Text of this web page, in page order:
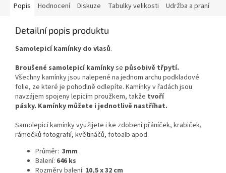
Popis Hodnocení Diskuze Tabulky velikosti Udržba a praní
Detailní popis produktu
Samolepicí kamínky do vlasů.
Broušené samolepicí kamínkyse působivě třpytí.
Všechny kamínky jsou nalepené na jednom archu podkladové
folie, ze které je pohodlně odlepíte. Kamínky v řadách jsou
navzájem spojeny lepicím proužkem, takže tvoří
pásky. Kamínky můžete i jednotlivě nastříhat.
Samolepicí kamínky využijete i ke zdobení přáníček, krabiček,
rámečků fotografií, květináčů, fotoalb apod.
Průměr: 3mm
Balení: 646 ks
Rozměry balení: 10,5 x 32 cm